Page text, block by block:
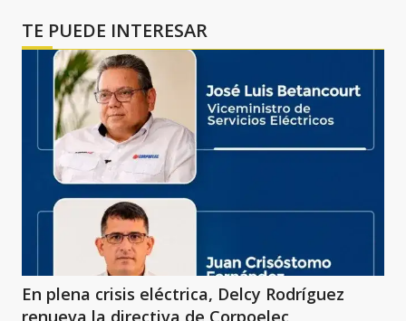
TE PUEDE INTERESAR
En plena crisis eléctrica, Delcy Rodríguez
renueva la directiva de Corpoelec